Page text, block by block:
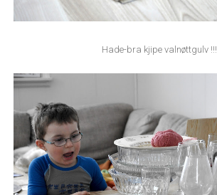
Hade-bra kjipe valnøttgulv !!!